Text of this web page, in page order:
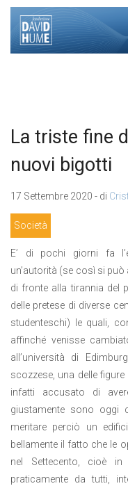
La triste fine
nuovi bigotti
17 Settembre 2020 - di
Società
E’ di pochi giorni fa
un’autorità (se così si
di fronte alla tirannia del
delle pretese di diverse
studenteschi) le quali,
affinché venisse
all’università di
scozzese, una delle
infatti accusato di
giustamente sono oggi
meritare perciò un
bellamente il fatto che le
nel Settecento, cioè
praticamente da tutti,